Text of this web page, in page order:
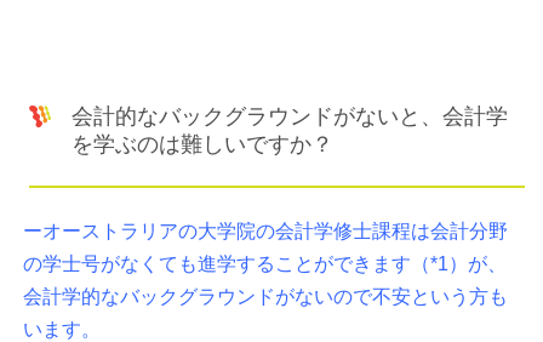
会計的なバックグラウンドがないと、会計学
を学ぶのは難しいですか？
ーオーストラリアの大学院の会計学修士課程は会計分野
の学士号がなくても進学することができます（*1）が、
会計学的なバックグラウンドがないので不安という方も
います。